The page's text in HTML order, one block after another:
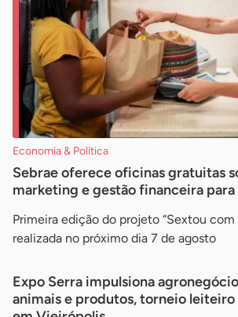
Economia & Política
Sebrae oferece oficinas gratuitas
marketing e gestão financeira para
Primeira edição do projeto “Sextou com
realizada no próximo dia 7 de agosto
Expo Serra impulsiona
animais e produtos, torneio